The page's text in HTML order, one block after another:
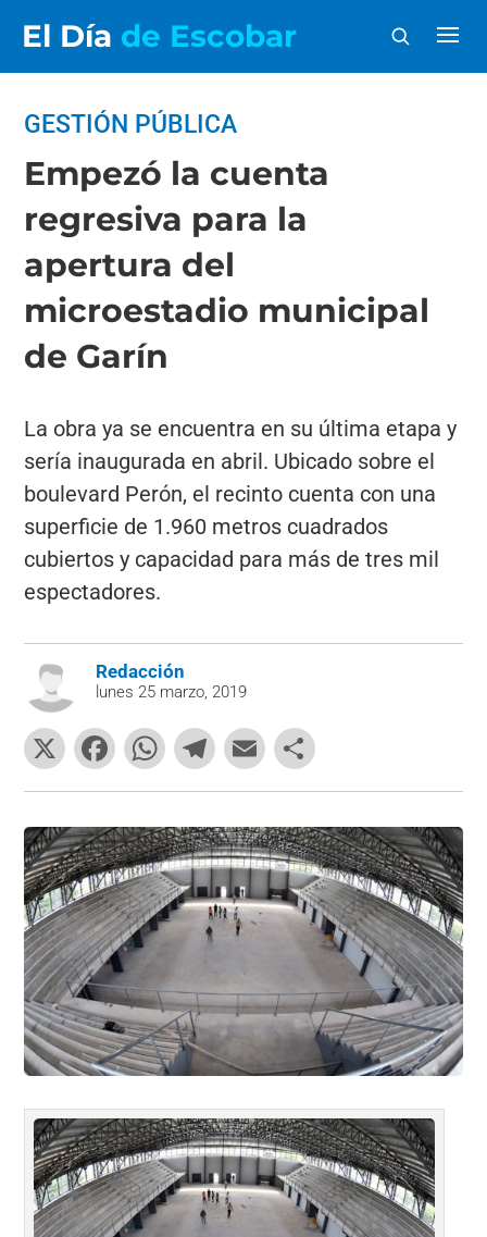
El Día de Escobar
GESTIÓN PÚBLICA
Empezó la cuenta
regresiva para la
apertura del
microestadio municipal
de Garín
La obra ya se encuentra en su última etapa y
sería inaugurada en abril. Ubicado sobre el
boulevard Perón, el recinto cuenta con una
superficie de 1.960 metros cuadrados
cubiertos y capacidad para más de tres mil
espectadores.
Redacción
lunes 25 marzo, 2019
X
F
a
c
e
b
o
o
k
W
h
at
s
A
p
p
T
el
e
gr
a
m
E
m
ai
l
o
m
p
ar
tir